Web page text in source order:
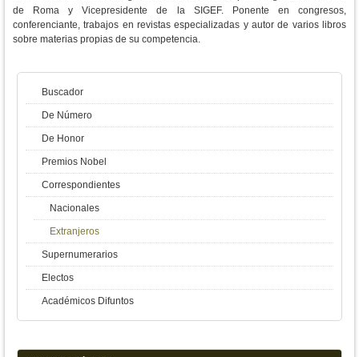
de Roma y Vicepresidente de la SIGEF. Ponente en congresos,
conferenciante, trabajos en revistas especializadas y autor de varios libros
sobre materias propias de su competencia.
Buscador
De Número
De Honor
Premios Nobel
Correspondientes
Nacionales
Extranjeros
Supernumerarios
Electos
Académicos Difuntos